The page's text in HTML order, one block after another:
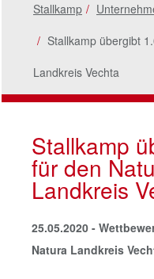
Stallkamp
Stallkamp übergibt
Landkreis Vechta
Stallkamp
für den
Landkreis
25.05.2020 -
Natura Landkreis